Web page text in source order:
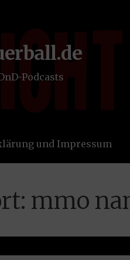
Podcasts
und Impressum
mmo